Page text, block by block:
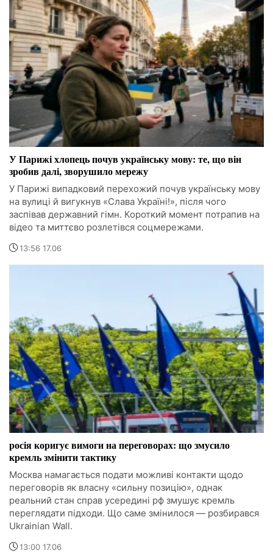
У Парижі хлопець почув українську мову: те, що він
зробив далі, зворушило мережу
У Парижі випадковий перехожий почув українську мову
на вулиці й вигукнув «Слава Україні!», після чого
заспівав державний гімн. Короткий момент потрапив на
відео та миттєво розлетівся соцмережами.
13:56 17.06
росія коригує вимоги на переговорах: що змусило
кремль змінити тактику
Москва намагається подати можливі контакти щодо
переговорів як власну «сильну позицію», однак
реальний стан справ усередині рф змушує кремль
переглядати підходи. Що саме змінилося — розбирався
Ukrainian Wall.
13:00 17.06